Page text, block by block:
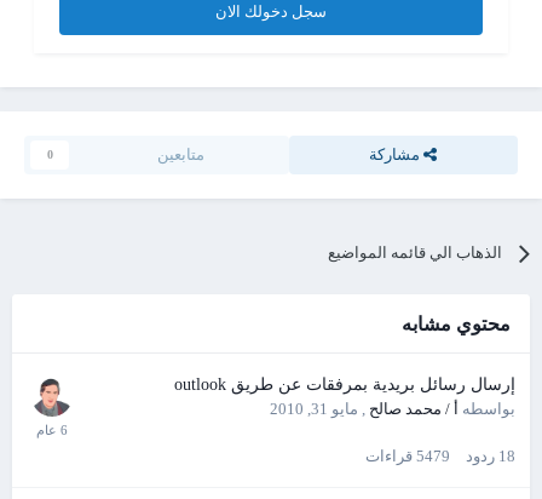
سجل دخولك الان
مشاركة متابعين 0
الذهاب الي قائمه المواضيع
محتوي مشابه
إرسال رسائل بريدية بمرفقات عن طريق outlook
بواسطه أ / محمد صالح, مايو 31, 2010
18 ردود 5479 قراءات